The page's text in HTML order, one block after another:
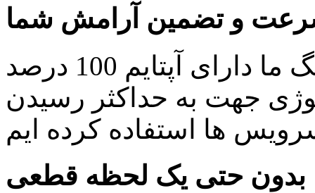
و تضمین آرامش شما
کلیه سرویس های کاهش پینگ ما دارای آپتایم 100 درصد
جهت به حداکثر رسیدن
ها استفاده کرده ایم
بدون حتی یک لحظه قطعی